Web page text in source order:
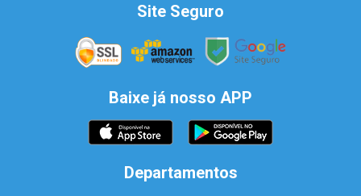
Site Seguro
Baixe já nosso APP
Departamentos